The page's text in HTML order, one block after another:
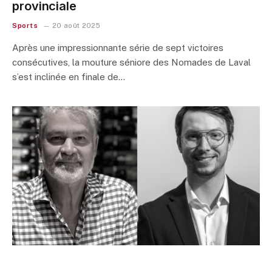
provinciale
Sports 20 août 2025
Après une impressionnante série de sept victoires
consécutives, la mouture séniore des Nomades de Laval
s’est inclinée en finale de…